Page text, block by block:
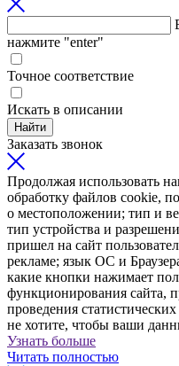
нажмите "enter"
Точное соответствие
Искать в описании
Найти
Заказать звонок
Продолжая использовать
обработку файлов cookie,
о местоположении; тип и
тип устройства и
пришел на сайт
рекламе; язык ОС и
какие кнопки нажимает
функционирования сайта,
проведения
не хотите, чтобы ваши
Узнать больше
Читать полностью